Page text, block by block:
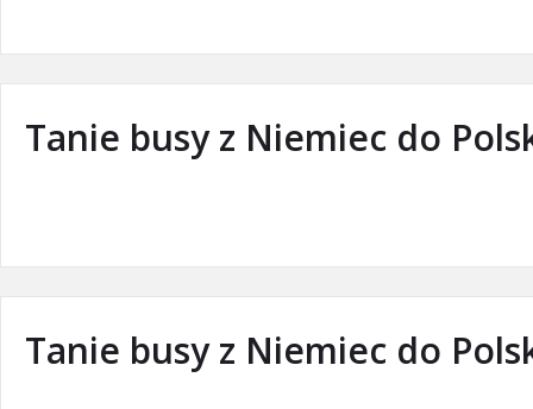
Tanie busy z Niemiec do
Tanie busy z Niemiec do